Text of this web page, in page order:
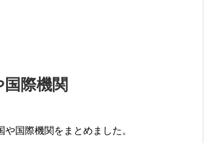
際機関
国際機関をまとめました。